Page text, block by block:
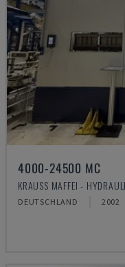
4000-24500 MC
KRAUSS MAFFEI -
DEUTSCHLAND 2002